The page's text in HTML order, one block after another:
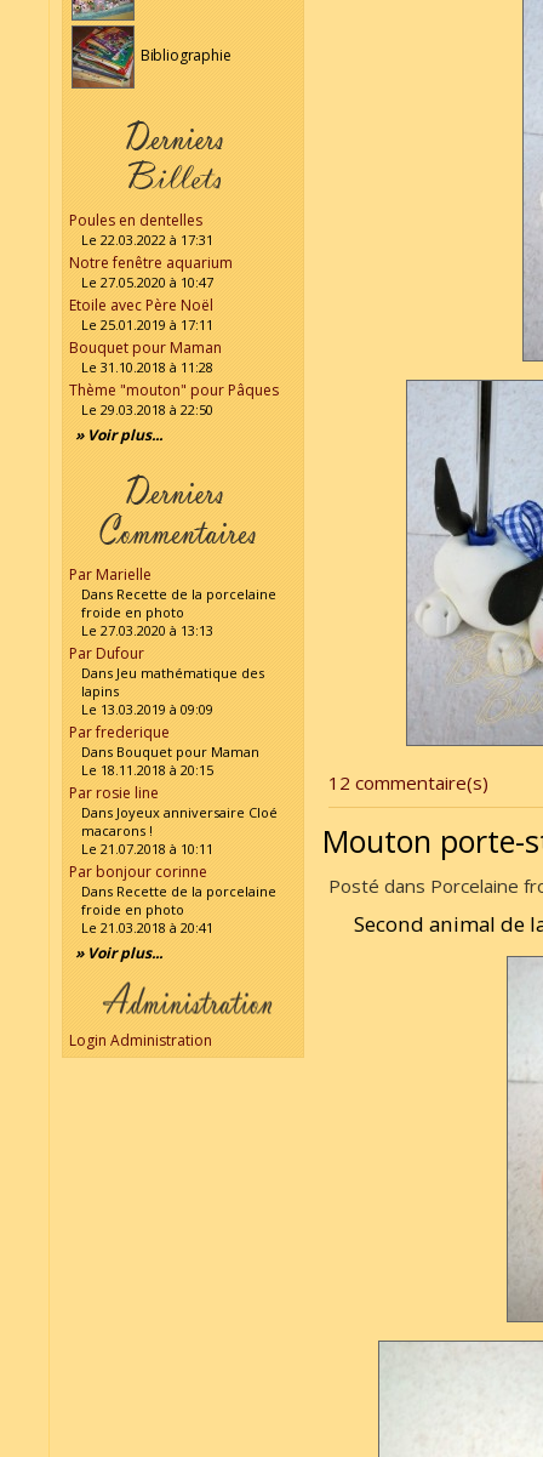
Bibliographie
Poules en dentelles
Le 22.03.2022 à 17:31
Notre fenêtre aquarium
Le 27.05.2020 à 10:47
Etoile avec Père Noël
Le 25.01.2019 à 17:11
Bouquet pour Maman
Le 31.10.2018 à 11:28
Thème "mouton" pour Pâques
Le 29.03.2018 à 22:50
» Voir plus...
Par Marielle
Dans Recette de la porcelaine
froide en photo
Le 27.03.2020 à 13:13
Par Dufour
Dans Jeu mathématique des
lapins
Le 13.03.2019 à 09:09
Par frederique
Dans Bouquet pour Maman
Le 18.11.2018 à 20:15
Par rosie line
Dans Joyeux anniversaire Cloé
macarons !
Le 21.07.2018 à 10:11
Par bonjour corinne
Dans Recette de la porcelaine
froide en photo
Le 21.03.2018 à 20:41
» Voir plus...
Login Administration
12 commentaire(s)
Mouton porte-
Posté dans Porcelaine
Second animal de